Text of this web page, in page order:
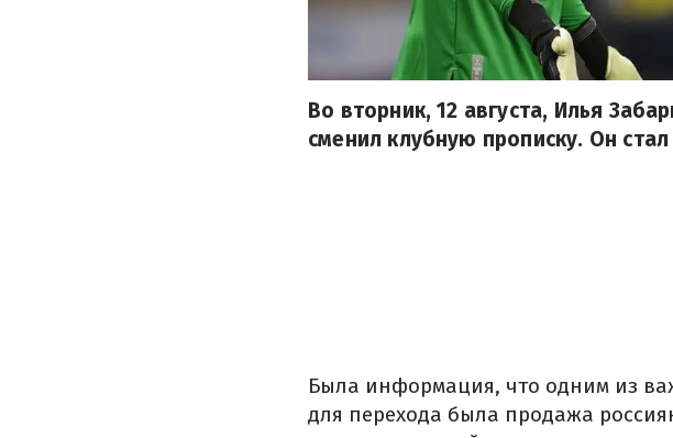
Во вторник, 12 августа, Илья
сменил клубную прописку. Он
Была информация, что одним из
для перехода была продажа